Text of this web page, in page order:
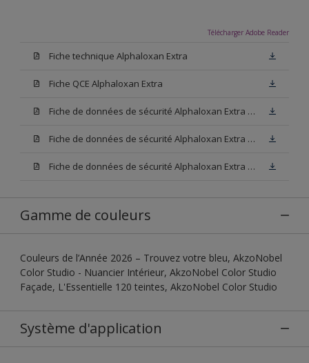
Télécharger Adobe Reader
Fiche technique Alphaloxan Extra
Fiche QCE Alphaloxan Extra
Fiche de données de sécurité Alphaloxan Extra Base W05
Fiche de données de sécurité Alphaloxan Extra Base N00
Fiche de données de sécurité Alphaloxan Extra Base M15
Gamme de couleurs
Couleurs de l’Année 2026 – Trouvez votre bleu, AkzoNobel
Color Studio - Nuancier Intérieur, AkzoNobel Color Studio
Façade, L'Essentielle 120 teintes, AkzoNobel Color Studio
Système d'application